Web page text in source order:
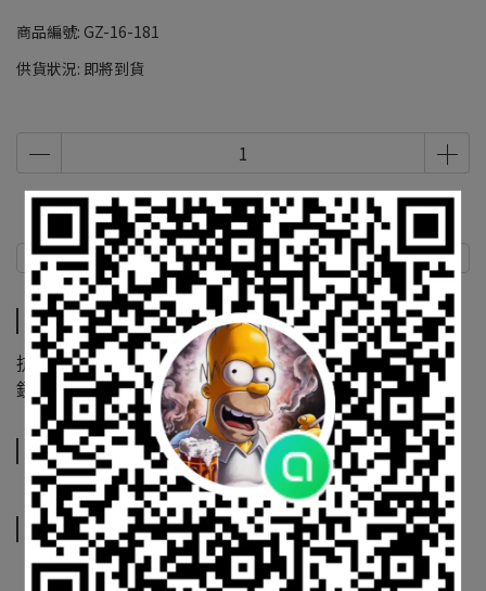
商品編號: GZ-16-181
供貨狀況: 即將到貨
商品介紹 規格說明 運送方式
商品介紹
抗彈 BLASTSHIELD B2，石墨灰框 / 黑標，日落鏡面防霧
鏡片，附ARRAY CASE眼鏡盒
規格說明
運送方式